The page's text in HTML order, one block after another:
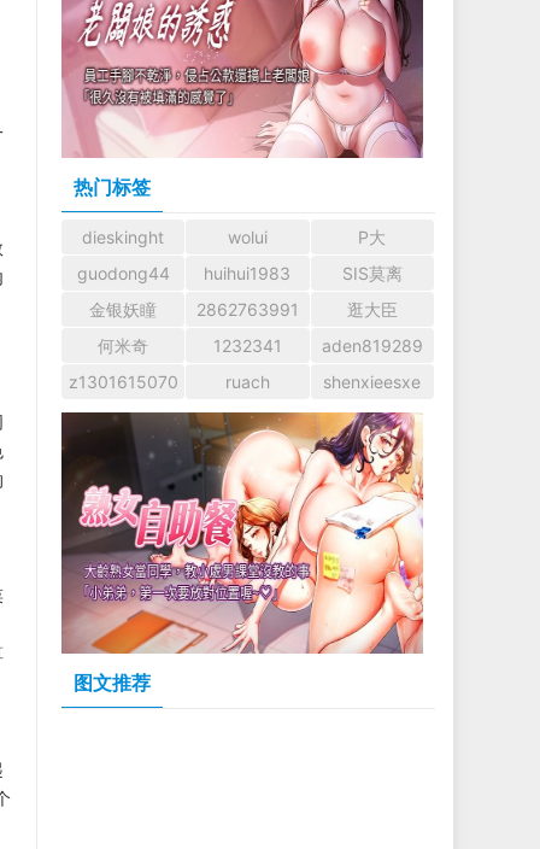
热门标签
dieskinght wolui
P大
guodong44
huihui1983
SIS莫离
金银妖瞳
2862763991
逛大臣
何米奇
1232341
aden819289
z1301615070
ruach shenxieesxe
图文推荐